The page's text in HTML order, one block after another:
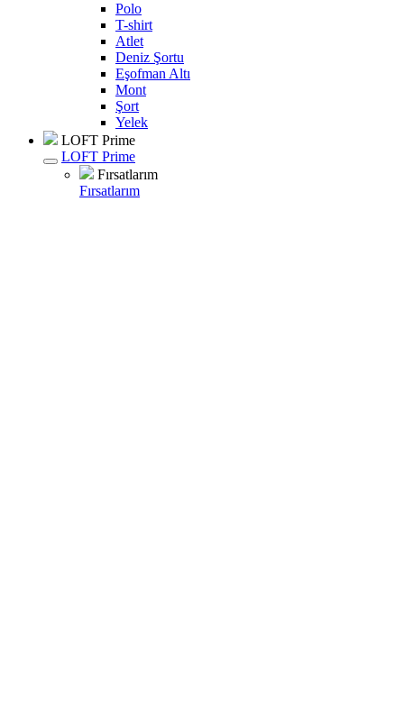
Polo
T-shirt
Atlet
Deniz Şortu
Eşofman Altı
Mont
Şort
Yelek
LOFT Prime
LOFT Prime
Fırsatlarım
Fırsatlarım